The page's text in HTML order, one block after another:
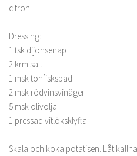
citron
Dressing:
1 tsk dijonsenap
2 krm salt
1 msk tonfiskspad
2 msk rödvinsvinäger
5 msk olivolja
1 pressad vitlöksklyfta
Skala och koka potatisen. Låt